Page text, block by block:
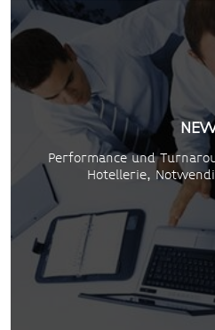
Performance und
Hotellerie,